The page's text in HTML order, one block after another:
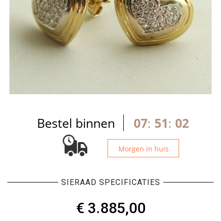
Bestel binnen 07: 51: 02
Morgen in huis
SIERAAD SPECIFICATIES
€ 3.885,00